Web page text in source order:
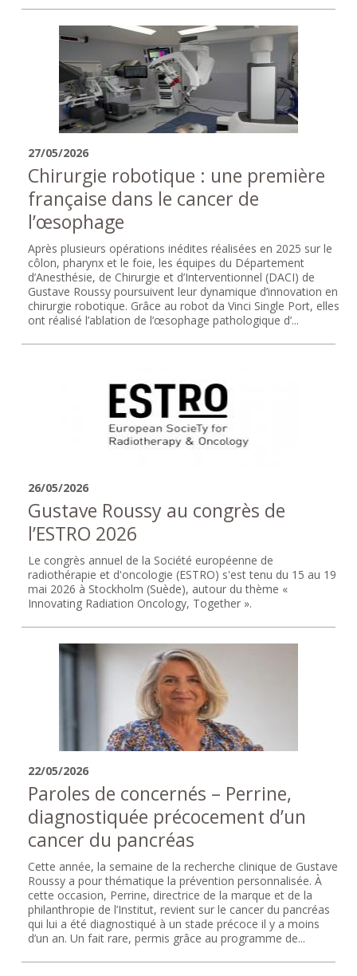
27/05/2026
Chirurgie robotique : une première
française dans le cancer de
l’œsophage
Après plusieurs opérations inédites réalisées en 2025 sur le
côlon, pharynx et le foie, les équipes du Département
d’Anesthésie, de Chirurgie et d’Interventionnel (DACI) de
Gustave Roussy poursuivent leur dynamique d’innovation en
chirurgie robotique. Grâce au robot da Vinci Single Port, elles
ont réalisé l’ablation de l’œsophage pathologique d’...
26/05/2026
Gustave Roussy au congrès de
l’ESTRO 2026
Le congrès annuel de la Société européenne de
radiothérapie et d'oncologie (ESTRO) s'est tenu du 15 au 19
mai 2026 à Stockholm (Suède), autour du thème «
Innovating Radiation Oncology, Together ».
22/05/2026
Paroles de concernés – Perrine,
diagnostiquée précocement d’un
cancer du pancréas
Cette année, la semaine de la recherche clinique de Gustave
Roussy a pour thématique la prévention personnalisée. À
cette occasion, Perrine, directrice de la marque et de la
philanthropie de l’Institut, revient sur le cancer du pancréas
qui lui a été diagnostiqué à un stade précoce il y a moins
d’un an. Un fait rare, permis grâce au programme de...